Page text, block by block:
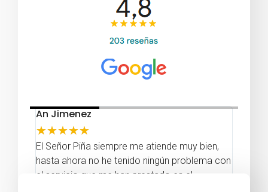
An Jimenez
★★★★★
El Señor Piña siempre me atiende muy bien,
hasta ahora no he tenido ningún problema con
el servicio que me han prestado en el